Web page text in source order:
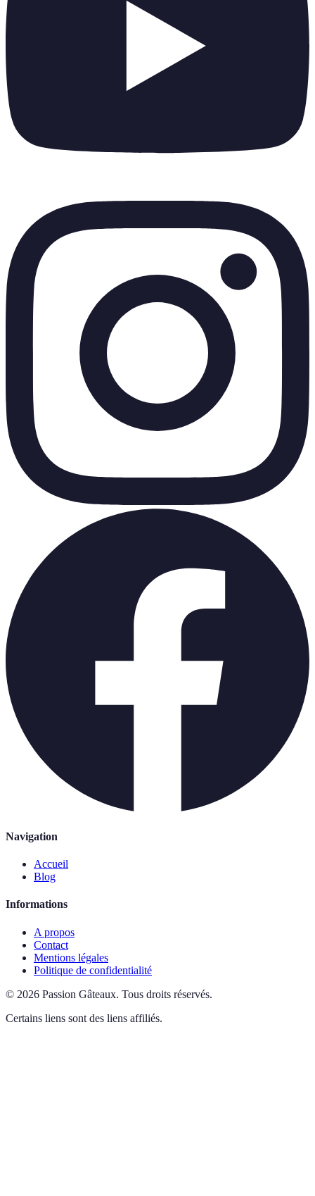
Navigation
Accueil
Blog
Informations
A propos
Contact
Mentions légales
Politique de confidentialité
© 2026 Passion Gâteaux. Tous droits réservés.
Certains liens sont des liens affiliés.